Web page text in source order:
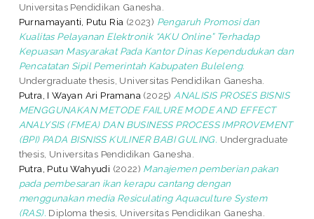
Universitas Pendidikan Ganesha.
Purnamayanti, Putu Ria (2023) Pengaruh Promosi dan
Kualitas Pelayanan Elektronik “AKU Online” Terhadap
Kepuasan Masyarakat Pada Kantor Dinas Kependudukan dan
Pencatatan Sipil Pemerintah Kabupaten Buleleng.
Undergraduate thesis, Universitas Pendidikan Ganesha.
Putra, I Wayan Ari Pramana (2025) ANALISIS PROSES BISNIS
MENGGUNAKAN METODE FAILURE MODE AND EFFECT
ANALYSIS (FMEA) DAN BUSINESS PROCESS IMPROVEMENT
(BPI) PADA BISNISS KULINER BABI GULING. Undergraduate
thesis, Universitas Pendidikan Ganesha.
Putra, Putu Wahyudi (2022) Manajemen pemberian pakan
pada pembesaran ikan kerapu cantang dengan
menggunakan media Resiculating Aquaculture System
(RAS). Diploma thesis, Universitas Pendidikan Ganesha.